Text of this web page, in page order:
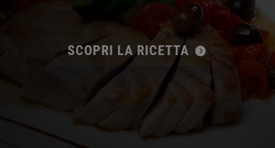
SCOPRI LA RICETTA